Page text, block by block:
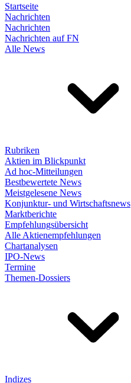
Startseite
Nachrichten
Nachrichten
Nachrichten auf FN
Alle News
Rubriken
Aktien im Blickpunkt
Ad hoc-Mitteilungen
Bestbewertete News
Meistgelesene News
Konjunktur- und Wirtschaftsnews
Marktberichte
Empfehlungsübersicht
Alle Aktienempfehlungen
Chartanalysen
IPO-News
Termine
Themen-Dossiers
Indizes